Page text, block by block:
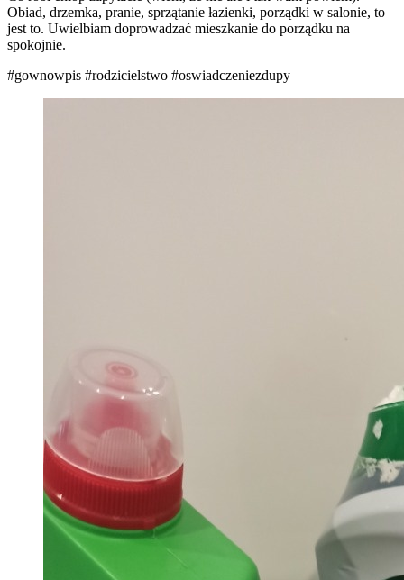
Obiad, drzemka, pranie, sprzątanie łazienki, porządki w salonie, to
jest to. Uwielbiam doprowadzać mieszkanie do porządku na
spokojnie.
#gownowpis #rodzicielstwo #oswiadczeniezdupy